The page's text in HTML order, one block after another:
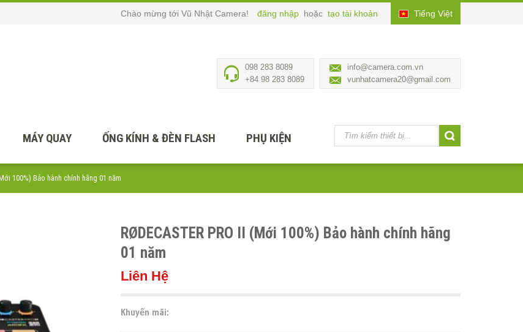
Tiếng Việt
Chào mừng tới Vũ Nhật Camera! đăng nhập hoặc tạo tài khoản
info@camera.com.vn
vunhatcamera20@gmail.com
098 283 8089
+84 98 283 8089
MÁY QUAY ỐNG KÍNH & ĐÈN FLASH PHỤ KIỆN
100%) Bảo hành chính hãng 01 năm
RØDECASTER PRO II (Mới 100%) Bảo hành chính hãng
01 năm
Liên Hệ
Khuyến mãi: